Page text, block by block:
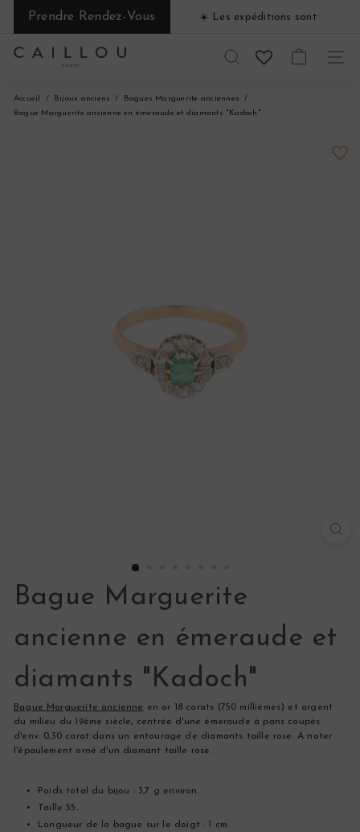
Passer
contenu
Prendre Rendez-Vous
☀️​ Les expéditions sont
C
i
RECHERCHER
Accueil Bijoux anciens
Bagues Marguerite anciennes
Bague Marguerite ancienne en émeraude et diamants "Kadoch"
Bague Marguerite
ancienne en émeraude et
diamants "Kadoch"
Bague Marguerite ancienne en or 18 carats (750 millièmes) et argent
du milieu du 19ème siècle, centrée d'une émeraude à pans coupés
d'env. 0,30 carat dans un entourage de diamants taille rose. A noter
l'épaulement orné d'un diamant taille rose.
Poids total du bijou : 3,7 g environ.
Taille 55.
Longueur de la bague sur le doigt : 1 cm.